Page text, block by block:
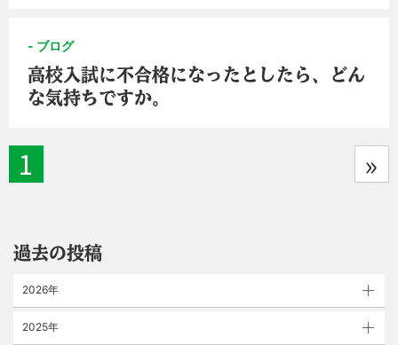
- ブログ
高校入試に不合格になったとしたら、どん
な気持ちですか。
1 »
過去の投稿
2026年
2025年